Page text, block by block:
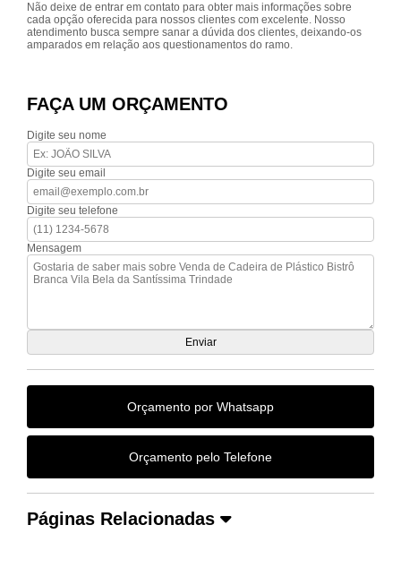
Não deixe de entrar em contato para obter mais informações sobre
cada opção oferecida para nossos clientes com excelente. Nosso
atendimento busca sempre sanar a dúvida dos clientes, deixando-os
amparados em relação aos questionamentos do ramo.
FAÇA UM ORÇAMENTO
Digite seu nome
Digite seu email
Digite seu telefone
Mensagem
Orçamento por Whatsapp
Orçamento pelo Telefone
Páginas Relacionadas